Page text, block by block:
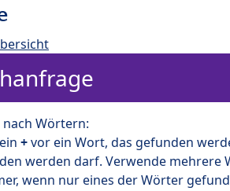
nach Wörtern:
+vor ein Wort, das gefunden
werden darf. Verwende mehrere
wenn nur eines der Wörter